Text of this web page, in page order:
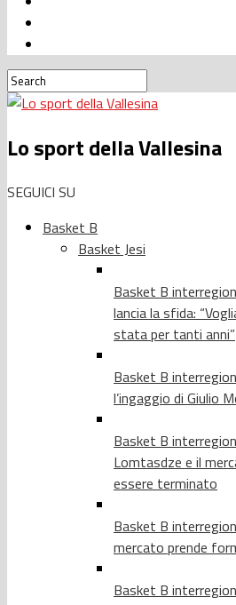
Lo sport della Vallesina
SEGUICI SU
Basket B
Basket Jesi
Basket B
lancia la sfida:
stata per tanti anni”
Basket B
l’ingaggio di Giulio
Basket B
Lomtasdze e il
essere terminato
Basket B
mercato prende
Basket B